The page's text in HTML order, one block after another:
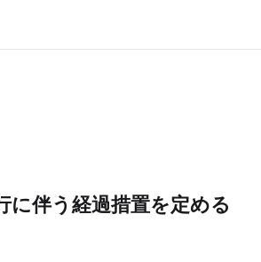
方法が変わります）
に伴う経過措置を定める